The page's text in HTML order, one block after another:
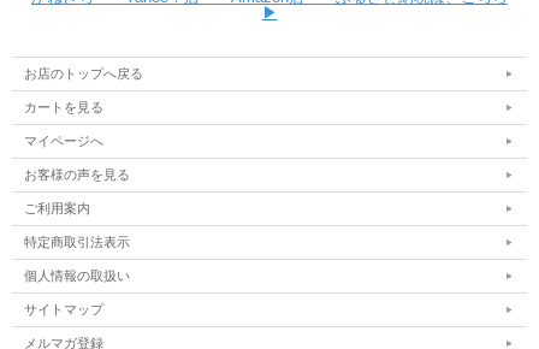
▶
お店のトップへ戻る
カートを見る
マイページへ
お客様の声を見る
ご利用案内
特定商取引法表示
個人情報の取扱い
サイトマップ
メルマガ登録